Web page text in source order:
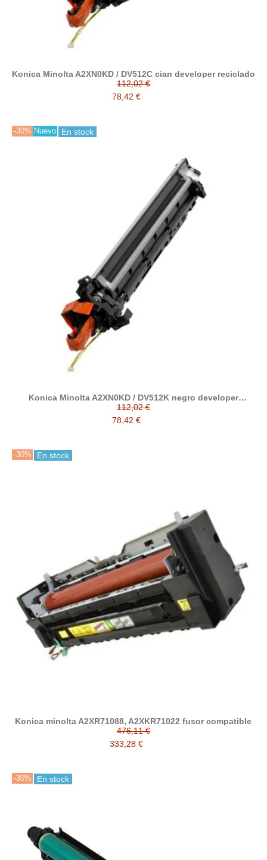
Konica Minolta A2XN0KD / DV512C cian developer reciclado
112,02 €
78,42 €
-30% Nuevo En stock
Konica Minolta A2XN0KD / DV512K negro developer
reciclado
112,02 €
78,42 €
-30% En stock
Konica minolta A2XR71088, A2XKR71022 fusor compatible
476,11 €
333,28 €
-30% En stock